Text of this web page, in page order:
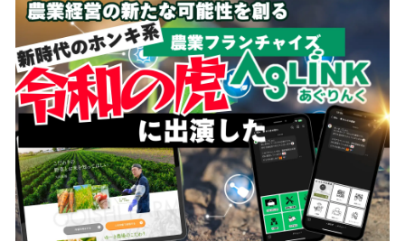
を
み
込
み
中
で
す